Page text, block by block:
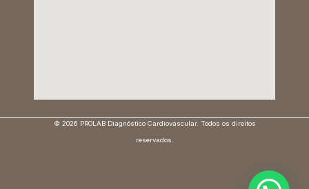
© 2026 PROLAB Diagnóstico Cardiovascular. Todos os direitos
reservados.